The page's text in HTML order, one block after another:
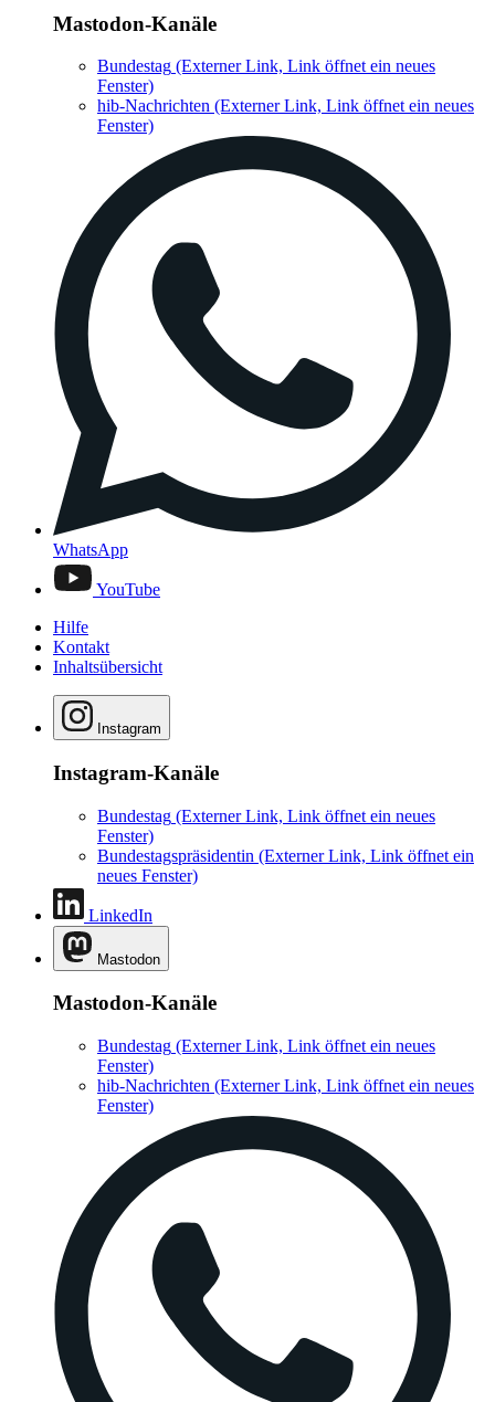
Mastodon-Kanäle
Bundestag (Externer Link, Link öffnet ein neues
Fenster)
hib-Nachrichten (Externer Link, Link öffnet ein neues
Fenster)
WhatsApp
YouTube
Hilfe
Kontakt
Inhaltsübersicht
Instagram
Instagram-Kanäle
Bundestag (Externer Link, Link öffnet ein neues
Fenster)
Bundestagspräsidentin (Externer Link, Link öffnet ein
neues Fenster)
LinkedIn
Mastodon
Mastodon-Kanäle
Bundestag (Externer Link, Link öffnet ein neues
Fenster)
hib-Nachrichten (Externer Link, Link öffnet ein neues
Fenster)